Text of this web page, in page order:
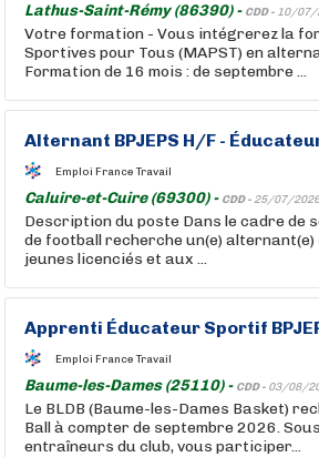
Lathus-Saint-Rémy (86390) - CDD - 10/07/
Votre formation - Vous intégrerez la
Sportives pour Tous (MAPST) en
Formation de 16 mois : de septembre ...
Alternant BPJEPS H/F -
Emploi France Travail
Caluire-et-Cuire (69300) - CDD - 25/07/2026
Description du poste Dans le cadre
de football recherche un(e) alternant(e)
jeunes licenciés et aux ...
Apprenti Éducateur Sportif
Emploi France Travail
Baume-les-Dames (25110) - CDD - 03/08/
Le BLDB (Baume-les-Dames Basket)
Ball à compter de septembre 2026.
entraîneurs du club, vous participer...